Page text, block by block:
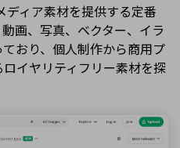
ィア素材を提供する定番
画、写真、ベクター、イラ
おり、個人制作から商用プ
イヤリティフリー素材を探